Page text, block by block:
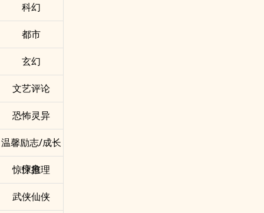
科幻
都市
玄幻
文艺评论
恐怖灵异
温馨励志/成长
疗愈
惊悚推理
武侠仙侠